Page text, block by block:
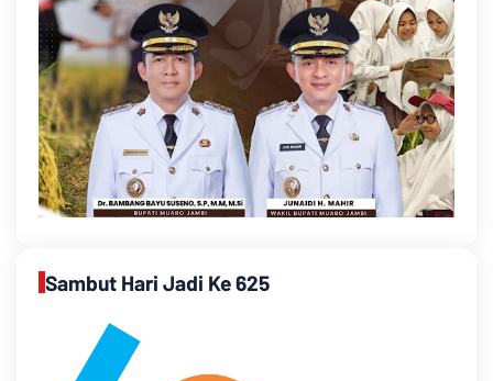
Sambut Hari Jadi Ke 625